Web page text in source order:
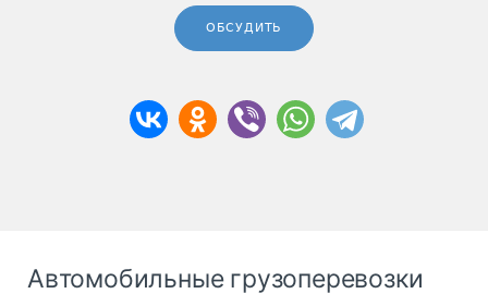
ОБСУДИТЬ
Автомобильные грузоперевозки